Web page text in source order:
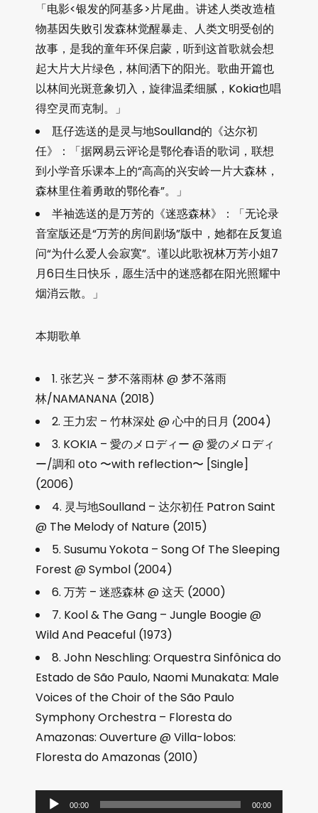
「电影<银发的阿基多>片尾曲。讲述人类改造植
物基因失败引发森林觉醒暴走、人类文明受创的
故事，是我的童年环保启蒙，听到这首歌就会想
起大片大片绿色，林间洒下的阳光。歌曲开篇也
以林间光斑意象切入，旋律温柔细腻，Kokia也唱
得空灵而克制。」
尫仔选送的是灵与地Soulland的《达尔初
任》：「据网易云评论是鄂伦春语的歌词，联想
到小学音乐课本上的“高高的兴安岭一片大森林，
森林里住着勇敢的鄂伦春”。」
半袖选送的是万芳的《迷惑森林》：「无论录
音室版还是“万芳的房间剧场”版中，她都在反复追
问“为什么爱人会寂寞”。谨以此歌祝林万芳小姐7
月6日生日快乐，愿生活中的迷惑都在阳光照耀中
烟消云散。」
本期歌单
1. 张艺兴 – 梦不落雨林 @ 梦不落雨
林/NAMANANA (2018)
2. 王力宏 – 竹林深处 @ 心中的日月 (2004)
3. KOKIA – 愛のメロディー @ 愛のメロディ
ー/調和 oto 〜with reflection〜 [Single]
(2006)
4. 灵与地Soulland – 达尔初任 Patron Saint
@ The Melody of Nature (2015)
5. Susumu Yokota – Song Of The Sleeping
Forest @ Symbol (2004)
6. 万芳 – 迷惑森林 @ 这天 (2000)
7. Kool & The Gang – Jungle Boogie @
Wild And Peaceful (1973)
8. John Neschling: Orquestra Sinfônica do
Estado de São Paulo, Naomi Munakata: Male
Voices of the Choir of the São Paulo
Symphony Orchestra – Floresta do
Amazonas: Ouverture @ Villa-lobos:
Floresta do Amazonas (2010)
00:00 00:00